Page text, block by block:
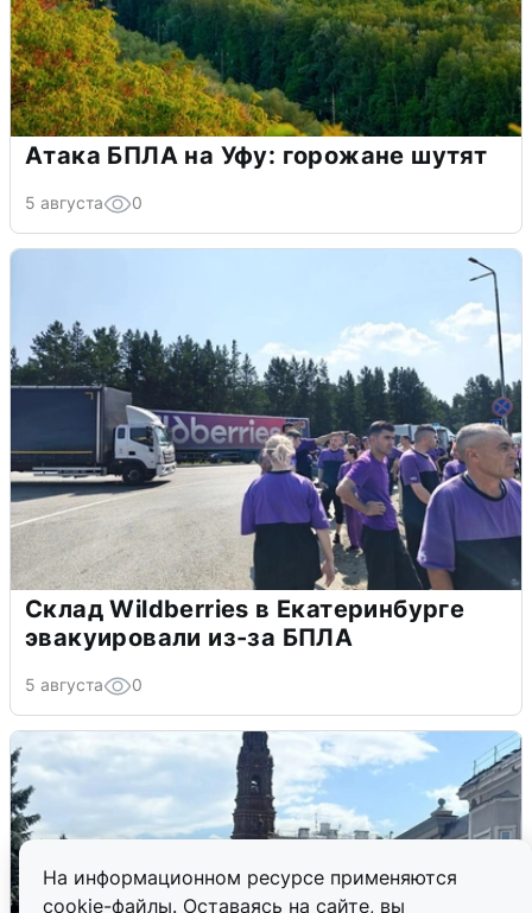
На информационном ресурсе применяются
cookie-файлы. Оставаясь на сайте, вы
Атака БПЛА на Уфу: горожане шутят
5 августа 0
Склад Wildberries в Екатеринбурге
эвакуировали из-за БПЛА
5 августа 0